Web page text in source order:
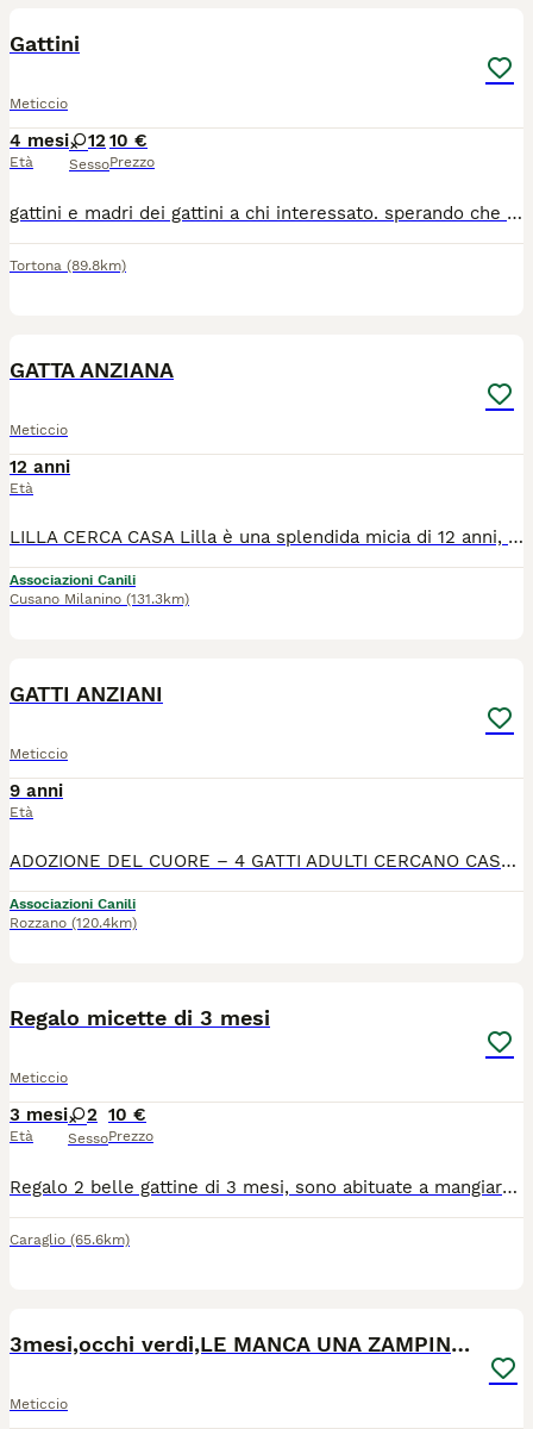
Gattini
Meticcio
4 mesi
Età
12
Sesso
10 €
Prezzo
gattini e madri dei gattini a chi interessato. sperando che trovino una casa che li accolga con tanto amore
Tortona (89.8km)
GATTA ANZIANA
Meticcio
12 anni
Età
LILLA CERCA CASA Lilla è una splendida micia di 12 anni, dal carattere dolcissimo. Ama le coccole e ricambia con tantissime fusa! È sterilizzata, vaccinata e in perfetta salute. Purtroppo non va d'accordo con altri animali, quindi cerca una famiglia che possa accoglierla come figlia unica, così da poter vivere serena e ricevere tutto l’amore che merita. Si trova a Cusano Milanino (MI) È pronta a entrare nel cuore di chi saprà darle una nuova possibilità. Se vuoi darle una casa per sempre, contattaci!
Associazioni Canili
Cusano Milanino (131.3km)
GATTI ANZIANI
Meticcio
9 anni
Età
ADOZIONE DEL CUORE – 4 GATTI ADULTI CERCANO CASA Per gravi problemi di salute, la loro padrona non può purtroppo più prendersi cura di loro. Cerchiamo quindi una nuova famiglia amorevole per questi 4 splendidi gatti, adottabili anche singolarmente. Si trovano a Rozzano Abituati a vivere in appartamento Tutti sono sterilizzati, vaccinati, microchippati e testati FIV/FELV negativi BABY Maschio, 9 anni (nato a marzo 2017)(nella prima foto) Molto coccolone, giocherellone e tranquillo Ama la compagnia e le attenzioni TIGRO Maschio, 11 anni (nato a luglio 2015)(nella seconda, terza e quarta foto) Affettuoso e dolcissimo, grande amante delle coccole Carattere calmo e pacato MARGOT Femmina, 10 anni (nata a marzo 2016) (nella quinta foto) Molto calma e tranquilla, riservata e delicata Ideale per un ambiente sereno GRACE Femmina, 10 anni (nata a marzo 2016) (nella sesta e settima foto) Tranquilla ma anche giocherellona Dolce e ben equilibrata Sono gatti abituati all’amore e alla vita domestica, e meritano una nuova possibilità in una casa che sappia accoglierli con rispetto e affetto.
Associazioni Canili
Rozzano (120.4km)
Regalo micette di 3 mesi
Meticcio
3 mesi
Età
2
Sesso
10 €
Prezzo
Regalo 2 belle gattine di 3 mesi, sono abituate a mangiare croccantini e a stare con le persone. Sono molto giocherellone.
Caraglio (65.6km)
3mesi,occhi verdi,LE MANCA UNA ZAMPINA! MILANO
Meticcio